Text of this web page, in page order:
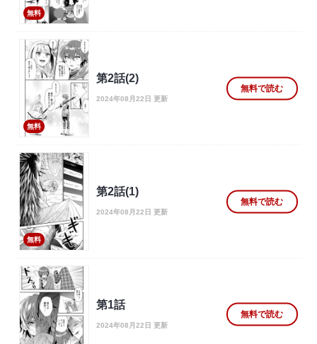
無料
無料
第2話(2)
2024年08月22日 更新
無料で読む
無料
第2話(1)
2024年08月22日 更新
無料で読む
第1話
2024年08月22日 更新
無料で読む